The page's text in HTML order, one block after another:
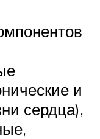
и
сердца),